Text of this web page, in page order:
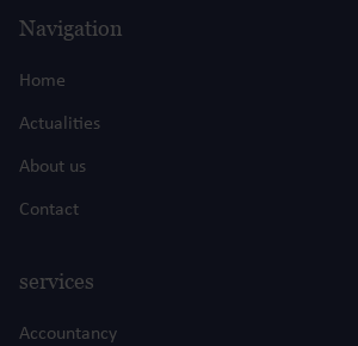
Navigation
Home
Actualities
About us
Contact
services
Accountancy